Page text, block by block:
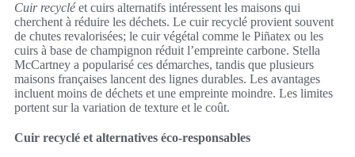
Cuir recycléet cuirs alternatifs intéressent les maisons qui
cherchent à réduire les déchets. Le cuir recyclé provient souvent
de chutes revalorisées; le cuir végétal comme le Piñatex ou les
cuirs à base de champignon réduit l’empreinte carbone. Stella
McCartney a popularisé ces démarches, tandis que plusieurs
maisons françaises lancent des lignes durables. Les avantages
incluent moins de déchets et une empreinte moindre. Les limites
portent sur la variation de texture et le coût.
Cuir recyclé et alternatives éco-responsables